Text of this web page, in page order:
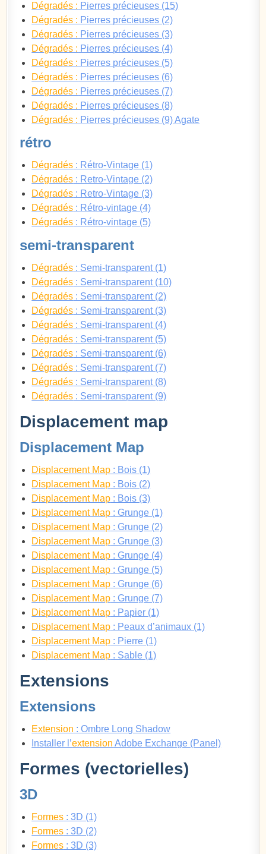
Dégradés : Pierres précieuses (15)
Dégradés : Pierres précieuses (2)
Dégradés : Pierres précieuses (3)
Dégradés : Pierres précieuses (4)
Dégradés : Pierres précieuses (5)
Dégradés : Pierres précieuses (6)
Dégradés : Pierres précieuses (7)
Dégradés : Pierres précieuses (8)
Dégradés : Pierres précieuses (9) Agate
rétro
Dégradés : Rétro-Vintage (1)
Dégradés : Retro-Vintage (2)
Dégradés : Retro-Vintage (3)
Dégradés : Rétro-vintage (4)
Dégradés : Rétro-vintage (5)
semi-transparent
Dégradés : Semi-transparent (1)
Dégradés : Semi-transparent (10)
Dégradés : Semi-transparent (2)
Dégradés : Semi-transparent (3)
Dégradés : Semi-transparent (4)
Dégradés : Semi-transparent (5)
Dégradés : Semi-transparent (6)
Dégradés : Semi-transparent (7)
Dégradés : Semi-transparent (8)
Dégradés : Semi-transparent (9)
Displacement map
Displacement Map
Displacement Map : Bois (1)
Displacement Map : Bois (2)
Displacement Map : Bois (3)
Displacement Map : Grunge (1)
Displacement Map : Grunge (2)
Displacement Map : Grunge (3)
Displacement Map : Grunge (4)
Displacement Map : Grunge (5)
Displacement Map : Grunge (6)
Displacement Map : Grunge (7)
Displacement Map : Papier (1)
Displacement Map : Peaux d’animaux (1)
Displacement Map : Pierre (1)
Displacement Map : Sable (1)
Extensions
Extensions
Extension : Ombre Long Shadow
Installer l’extension Adobe Exchange (Panel)
Formes (vectorielles)
3D
Formes : 3D (1)
Formes : 3D (2)
Formes : 3D (3)